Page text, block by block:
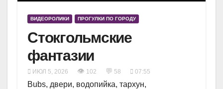
ВИДЕОРОЛИКИ ПРОГУЛКИ ПО ГОРОДУ
Стокгольмские
фантазии
ИЮЛ 5, 2026 👁 102 💬 58 07:55
Bubs, двери, водопийка, тархун,